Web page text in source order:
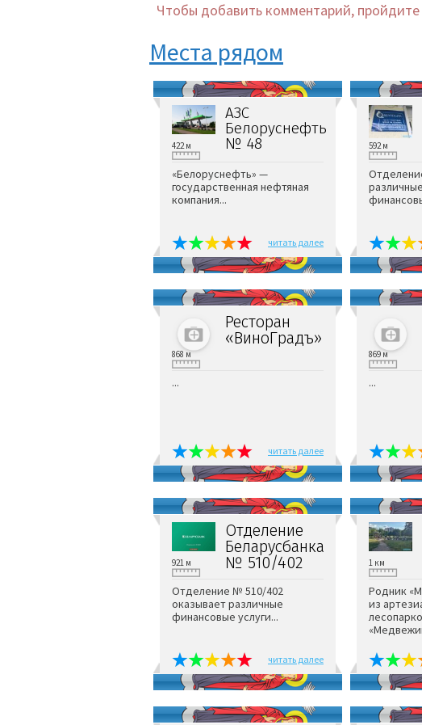
Чтобы добавить комментарий,
Места рядом
АЗС
Белоруснефть
№ 48
422 м
«Белоруснефть» —
государственная нефтяная
компания...
читать далее
592 м
Ресторан
«ВиноГрадъ»
868 м
...
читать далее
869 м
...
Отделение
Беларусбанка
№ 510/402
921 м
Отделение № 510/402
оказывает различные
финансовые услуги...
читать далее
1 км
Родник
из